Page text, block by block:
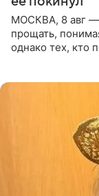
МОСКВА, 8 авг —
прощать,
однако тех, кто